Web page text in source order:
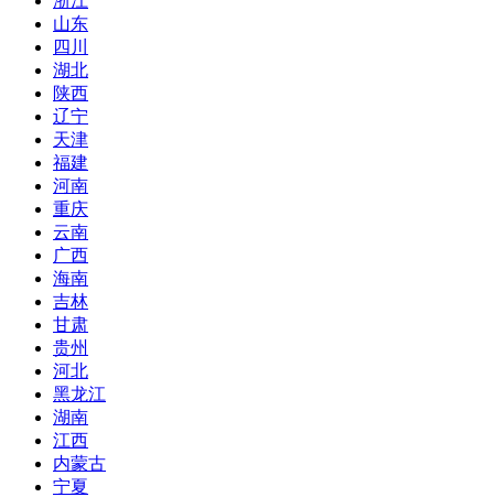
山东
四川
湖北
陕西
辽宁
天津
福建
河南
重庆
云南
广西
海南
吉林
甘肃
贵州
河北
黑龙江
湖南
江西
内蒙古
宁夏